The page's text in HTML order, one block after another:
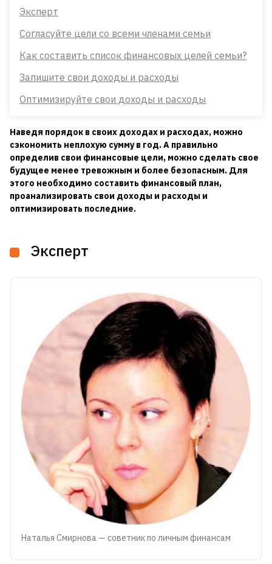
Эксперт
Согласуйте цели со всеми членами семьи
Как составить список финансовых целей семьи?
Запишите свои доходы и расходы
Оптимизируйте свои доходы и расходы
Наведя порядок в своих доходах и расходах, можно
сэкономить неплохую сумму в год. А правильно
определив свои финансовые цели, можно сделать свое
будущее менее тревожным и более безопасным. Для
этого необходимо составить финансовый план,
проанализировать свои доходы и расходы и
оптимизировать последние.
Эксперт
Наталья Смирнова — советник по личным финансам